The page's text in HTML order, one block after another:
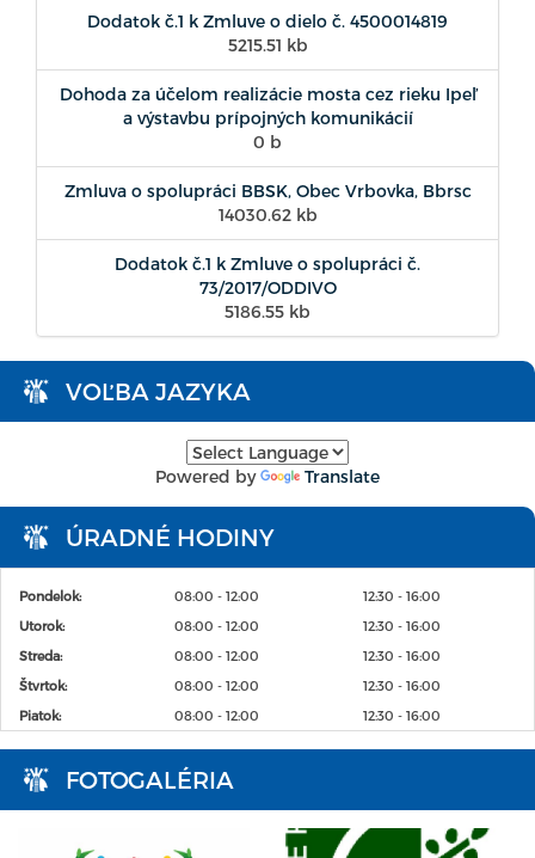
Dodatok č.1 k Zmluve o dielo č. 4500014819
5215.51 kb
Dohoda za účelom realizácie mosta cez rieku Ipeľ
a výstavbu prípojných komunikácií
0 b
Zmluva o spolupráci BBSK, Obec Vrbovka, Bbrsc
14030.62 kb
Dodatok č.1 k Zmluve o spolupráci č.
73/2017/ODDIVO
5186.55 kb
VOĽBA JAZYKA
Powered by Translate
ÚRADNÉ HODINY
Pondelok: 08:00 - 12:00
12:30 - 16:00
Utorok:
08:00 - 12:00
12:30 - 16:00
Streda:
08:00 - 12:00
12:30 - 16:00
Štvrtok:
08:00 - 12:00
12:30 - 16:00
Piatok:
08:00 - 12:00 12:30 - 16:00
FOTOGALÉRIA